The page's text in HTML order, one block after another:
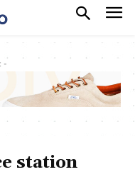
-
station